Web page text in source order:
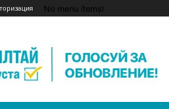
No menu items!